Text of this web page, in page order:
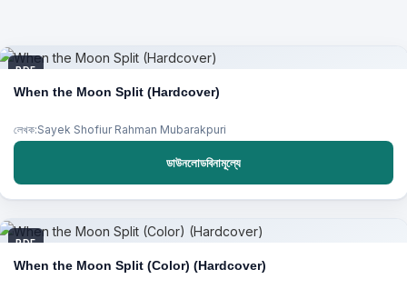
PDF
When the Moon Split (Hardcover)
লেখক:Sayek Shofiur Rahman Mubarakpuri
ডাউনলোডবিনামূল্যে
PDF
When the Moon Split (Color) (Hardcover)